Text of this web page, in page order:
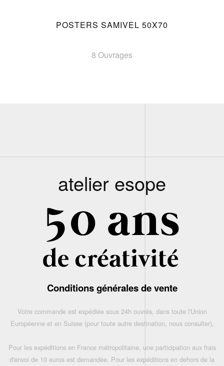
POSTERS SAMIVEL 50X70
8 Ouvrages
atelier esope
Conditions générales de vente
Votre commande est expédiée sous 24h ouvrés, dans toute l'Union
Européenne et en Suisse (pour toute autre destination, nous consulter),
Pour les expéditions en France métropolitaine, une participation aux frais
d'envoi de 10 euros est demandée. Pour les expéditions en dehors de la